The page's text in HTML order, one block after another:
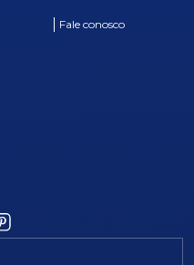
Fale conosco